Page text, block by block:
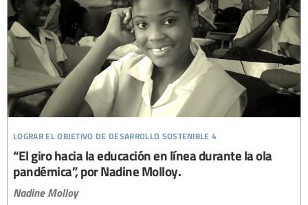
lograr el objetivo de desarrollo sostenible 4
“El giro hacia la educación en línea durante la ola
pandémica”, por Nadine Molloy.
Nadine Molloy